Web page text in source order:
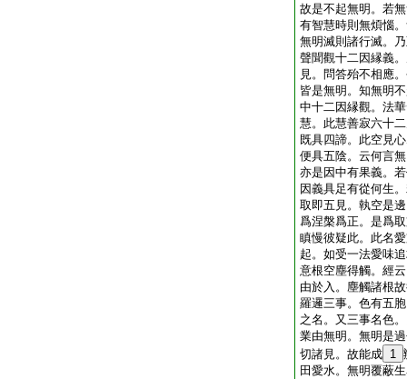
故是不起無明。若
有智慧時則無煩惱
無明滅則諸行滅。
聲聞觀十二因縁義
見。問答殆不相應
皆是無明。知無明
中十二因縁觀。法
慧。此慧善寂六十
既具四諦。此空見
便具五陰。云何言
亦是因中有果義。
因義具足有從何生
取即五見。執空是
爲涅槃爲正。是爲
瞋慢彼疑此。此名
起。如受一法愛味
意根空塵得觸。經
由於入。塵觸諸根
羅邏三事。色有五
之名。又三事名色
業由無明。無明是
切諸見。故能成 1
田愛水。無明覆蔽